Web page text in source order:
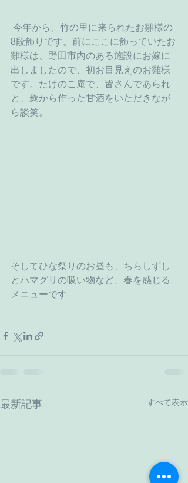
8段飾りです。前にここに飾っていたお
雛様は、野田市内のある施設にお嫁に
出しましたので、初お目見えのお雛様
です。たけのこ庵で、皆さんであられ
と、麹から作った甘酒をいただきなが
ら談笑。
そしてひな祭りのお昼も、ちらしずし
とハマグリの吸い物など、春を感じる
メニューです
最新記事 すべて表示